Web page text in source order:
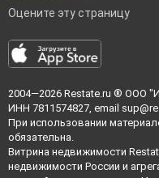
Оцените эту страницу
2004—2026 Restate.ru ® ООО
ИНН 7811574827, email
При использовании
обязательна.
Витрина недвижимости
недвижимости России и